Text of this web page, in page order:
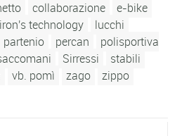
collaborazione
e-bike
iron's technology
lucchi
partenio percan
polisportiva
Sirressi
stabili
vb. pomì zago zippo